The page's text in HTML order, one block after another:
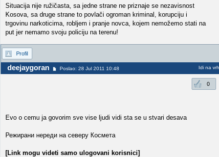
Situacija nije ružičasta, sa jedne strane ne priznaje se nezavisnost
Kosova, sa druge strane to povlači ogroman kriminal, korupciju i
trgovinu narkoticima, robljem i pranje novca, kojem nemožemo stati na
put jer nemamo svoju policiju na terenu!
Profil
deejaygoran Poslao: 28 Jul 2011 10:48 Idi na vrh
0
Evo o cemu ja govorim sve vise ljudi vidi sta se u stvari desava
Режирани нереди на северу Космета
[Link mogu videti samo ulogovani korisnici]